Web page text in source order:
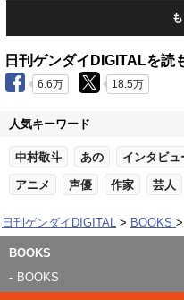
日刊ゲンダイDIGITALを読
6.6万 18.5万
人気キーワード
中村敬斗 あの インタビュ
アニメ 声優 作家 芸人
日刊ゲンダイDIGITAL BOOKS
BOOKS
BOOKS